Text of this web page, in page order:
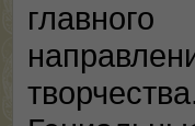
главного